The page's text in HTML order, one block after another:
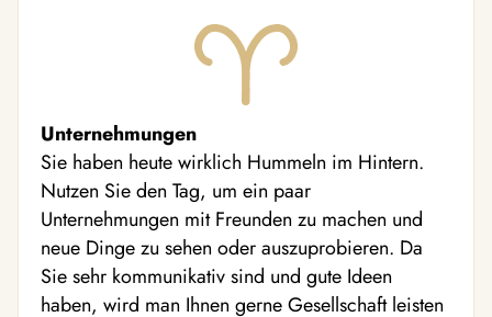
Unternehmungen
Sie haben heute wirklich Hummeln im Hintern.
Nutzen Sie den Tag, um ein paar
Unternehmungen mit Freunden zu machen und
neue Dinge zu sehen oder auszuprobieren. Da
Sie sehr kommunikativ sind und gute Ideen
haben, wird man Ihnen gerne Gesellschaft leisten